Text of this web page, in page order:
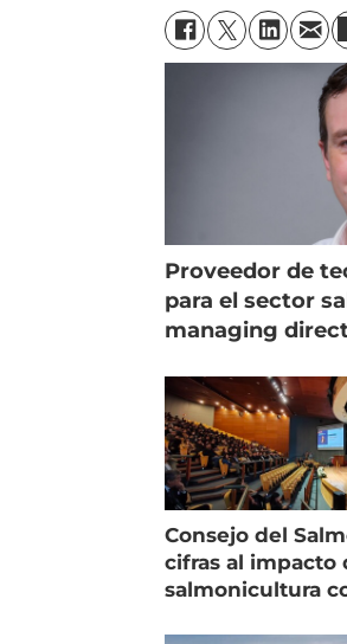
Proveedor de
para el sector
managing
Consejo del
cifras al impacto
salmonicultura